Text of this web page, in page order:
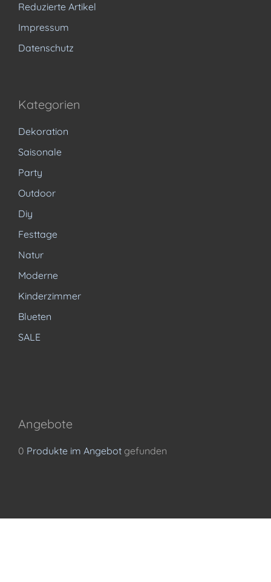
Reduzierte Artikel
Impressum
Datenschutz
Kategorien
Dekoration
Saisonale
Party
Outdoor
Diy
Festtage
Natur
Moderne
Kinderzimmer
Blueten
SALE
Angebote
0 Produkte im Angebot gefunden